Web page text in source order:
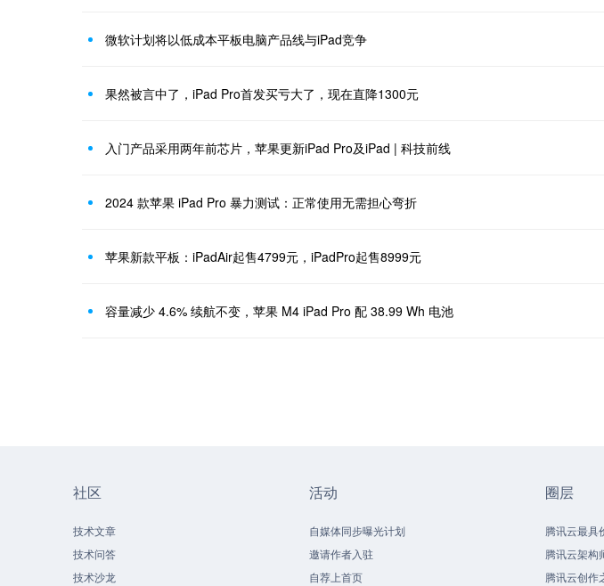
微软计划将以低成本平板电脑产品线与iPad竞争
果然被言中了，iPad Pro首发买亏大了，现在直降1300元
入门产品采用两年前芯片，苹果更新iPad Pro及iPad | 科技前线
2024 款苹果 iPad Pro 暴力测试：正常使用无需担心弯折
苹果新款平板：iPadAir起售4799元，iPadPro起售8999元
容量减少 4.6% 续航不变，苹果 M4 iPad Pro 配 38.99 Wh 电池
社区
技术文章
技术问答
技术沙龙
活动
自媒体同步曝光计划
邀请作者入驻
自荐上首页
圈层
腾讯云最具
腾讯云架构
腾讯云创作